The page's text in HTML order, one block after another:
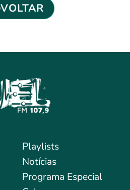
VOLTAR
Playlists
Notícias
Programa Especial